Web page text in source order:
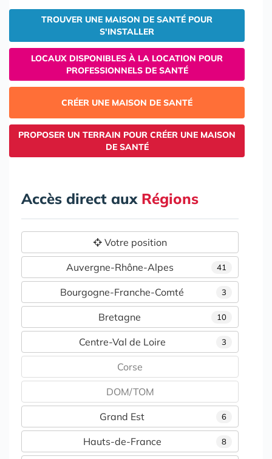
TROUVER UNE MAISON DE SANTÉ POUR
S'INSTALLER
LOCAUX DISPONIBLES À LA LOCATION POUR
PROFESSIONNELS DE SANTÉ
CRÉER UNE MAISON DE SANTÉ
PROPOSER UN TERRAIN POUR CRÉER UNE MAISON
DE SANTÉ
Accès direct aux Régions
Votre position
41
Auvergne-Rhône-Alpes
3
Bourgogne-Franche-Comté
10
Bretagne
3
Centre-Val de Loire
Corse
DOM/TOM
6
Grand Est
8
Hauts-de-France